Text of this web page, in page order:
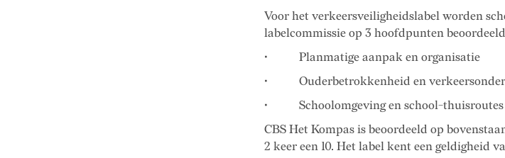
Voor het verkeersveiligheidslabel worden
labelcommissie op 3 hoofdpunten
• Planmatige aanpak en organisatie
• Ouderbetrokkenheid en
• Schoolomgeving en school-thuisroutes
CBS Het Kompas is beoordeeld op
2 keer een 10. Het label kent een geldigheid